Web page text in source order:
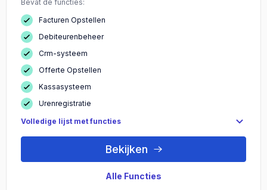
Bevat de functies:
Facturen Opstellen
Debiteurenbeheer
Crm-systeem
Offerte Opstellen
Kassasysteem
Urenregistratie
Volledige lijst met functies
Bekijken
Alle Functies